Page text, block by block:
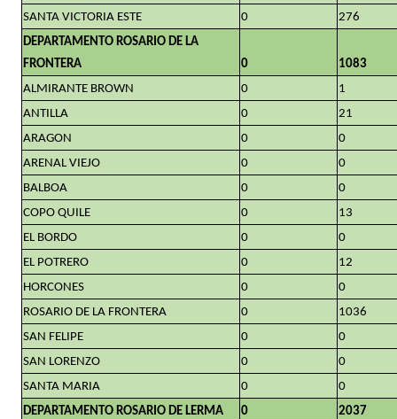
SANTA VICTORIA ESTE
0
276
DEPARTAMENTO ROSARIO DE LA
FRONTERA
0
1083
ALMIRANTE BROWN
0
1
ANTILLA
0
21
ARAGON
0
0
ARENAL VIEJO
0
0
BALBOA
0
0
COPO QUILE
0
13
EL BORDO
0
0
EL POTRERO
0
12
HORCONES
0
0
ROSARIO DE LA FRONTERA
0
1036
SAN FELIPE
0
0
SAN LORENZO
0
0
SANTA MARIA
0
0
DEPARTAMENTO ROSARIO DE LERMA
0
2037